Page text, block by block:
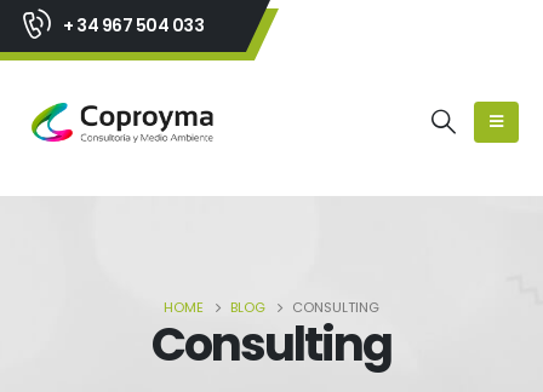
+ 34 967 504 033
HOME BLOG CONSULTING
Consulting